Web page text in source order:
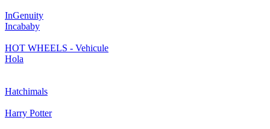
InGenuity
Incababy
HOT WHEELS - Vehicule
Hola
Hatchimals
Harry Potter